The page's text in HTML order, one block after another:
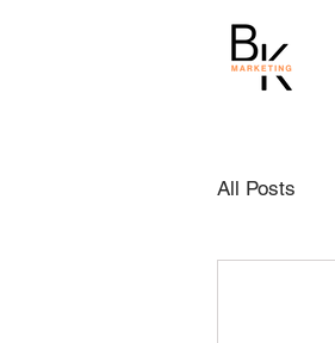
All Posts